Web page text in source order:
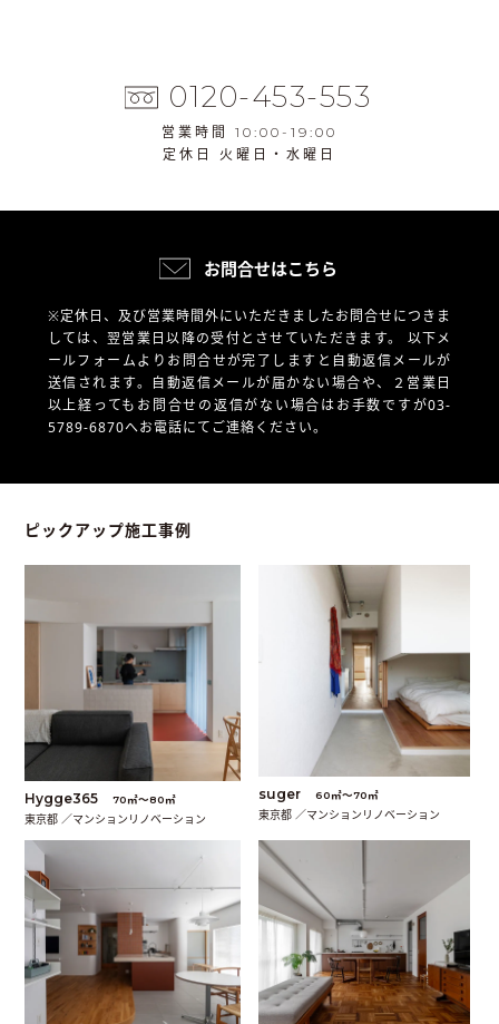
0120-453-553
営業時間 10:00-19:00
定休日 火曜日・水曜日
お問合せはこちら
※定休日、及び営業時間外にいただきましたお問合せにつきま
しては、翌営業日以降の受付とさせていただきます。 以下メ
ールフォームよりお問合せが完了しますと自動返信メールが
送信されます。自動返信メールが届かない場合や、
２営業日
以上経ってもお問合せの返信がない場合はお手数ですが03-
5789-6870へお電話にてご連絡ください。
ピックアップ施工事例
Hygge365 70㎡〜80㎡
東京都 ／マンションリノベーション
suger 60㎡〜70㎡
東京都 ／マンションリノベーション